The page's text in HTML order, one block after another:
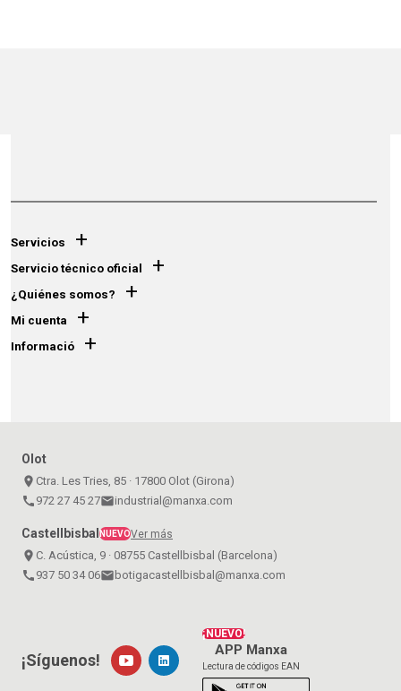
Servicios +
Servicio técnico oficial +
¿Quiénes somos? +
Mi cuenta +
Informació +
Olot
place Ctra. Les Tries, 85 · 17800 Olot (Girona)
call 972 27 45 27emailindustrial@manxa.com
Castellbisbal NUEVOVer más
place C. Acústica, 9 · 08755 Castellbisbal (Barcelona)
call 937 50 34 06email botigacastellbisbal@manxa.com
¡NUEVO!
APP Manxa
Lectura de códigos EAN
¡Síguenos!